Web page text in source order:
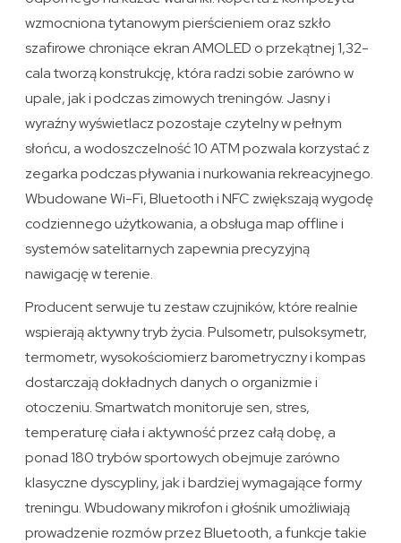
wzmocniona tytanowym pierścieniem oraz szkło
szafirowe chroniące ekran AMOLED o przekątnej 1,32-
cala tworzą konstrukcję, która radzi sobie zarówno w
upale, jak i podczas zimowych treningów. Jasny i
wyraźny wyświetlacz pozostaje czytelny w pełnym
słońcu, a wodoszczelność 10 ATM pozwala korzystać z
zegarka podczas pływania i nurkowania rekreacyjnego.
Wbudowane Wi-Fi, Bluetooth i NFC zwiększają wygodę
codziennego użytkowania, a obsługa map offline i
systemów satelitarnych zapewnia precyzyjną
nawigację w terenie.
Producent serwuje tu zestaw czujników, które realnie
wspierają aktywny tryb życia. Pulsometr, pulsoksymetr,
termometr, wysokościomierz barometryczny i kompas
dostarczają dokładnych danych o organizmie i
otoczeniu. Smartwatch monitoruje sen, stres,
temperaturę ciała i aktywność przez całą dobę, a
ponad 180 trybów sportowych obejmuje zarówno
klasyczne dyscypliny, jak i bardziej wymagające formy
treningu. Wbudowany mikrofon i głośnik umożliwiają
prowadzenie rozmów przez Bluetooth, a funkcje takie